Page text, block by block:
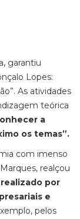
garantiu
Lopes:
As atividades
teórica
a
os temas”.
com imenso
realçou
por
e
pelos